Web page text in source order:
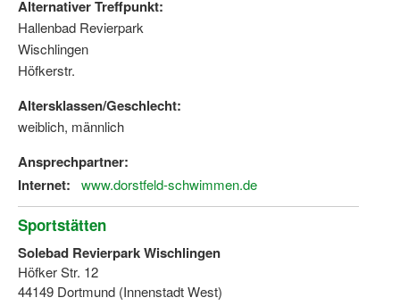
Alternativer Treffpunkt:
Hallenbad Revierpark
Wischlingen
Höfkerstr.
Altersklassen/Geschlecht:
weiblich, männlich
Ansprechpartner:
Internet:
www.dorstfeld-schwimmen.de
Sportstätten
Solebad Revierpark Wischlingen
Höfker Str. 12
44149 Dortmund (Innenstadt West)